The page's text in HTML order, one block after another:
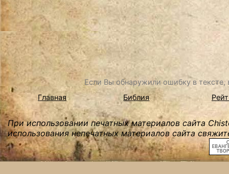
Если Вы обнаружили ошибку в
Главная
Библия
При использовании печатных материалов сайта
использования непечатных материалов сайта